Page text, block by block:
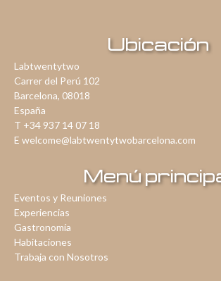
Ubicación
Labtwentytwo
Carrer del Perú 102
Barcelona, 08018
España
T +34 937 14 07 18
E welcome@labtwentytwobarcelona.com
Menú
Eventos y Reuniones
Experiencias
Gastronomía
Habitaciones
Trabaja con Nosotros